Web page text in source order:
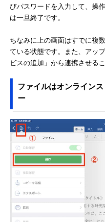
びパスワードを入力して、操
は一旦終了です。
ちなみに上の画面はすでに複
ている状態です。また、アッ
ビスの追加」から連携させる
ファイルはオンライン
ー